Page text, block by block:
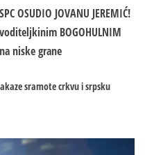
OSUDIO JOVANU JEREMIĆ!
BOGOHULNIM
niske grane
sramote crkvu i srpsku